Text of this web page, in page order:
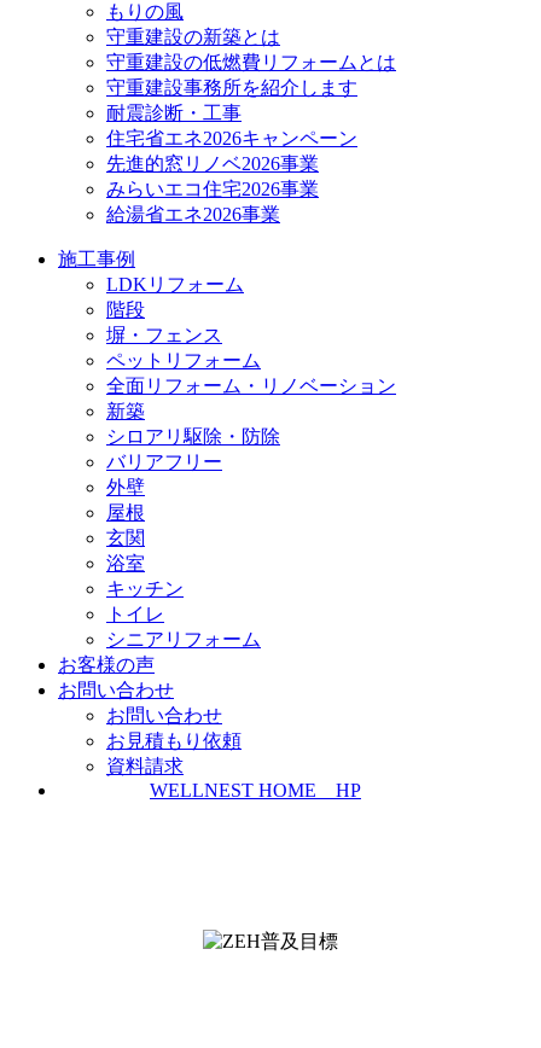
もりの風
守重建設の新築とは
守重建設の低燃費リフォームとは
守重建設事務所を紹介します
耐震診断・工事
住宅省エネ2026キャンペーン
先進的窓リノベ2026事業
みらいエコ住宅2026事業
給湯省エネ2026事業
施工事例
LDKリフォーム
階段
塀・フェンス
ペットリフォーム
全面リフォーム・リノベーション
新築
シロアリ駆除・防除
バリアフリー
外壁
屋根
玄関
浴室
キッチン
トイレ
シニアリフォーム
お客様の声
お問い合わせ
お問い合わせ
お見積もり依頼
資料請求
WELLNEST HOME HP